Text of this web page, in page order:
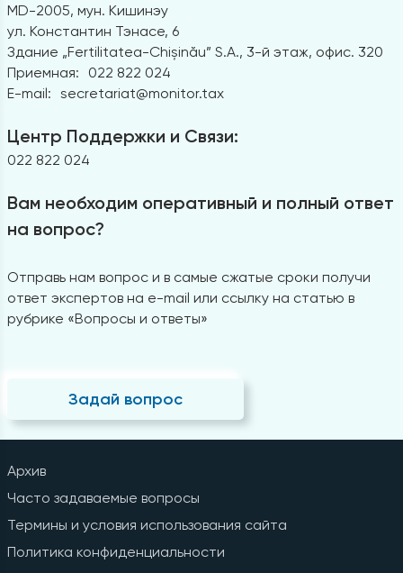
MD-2005, мун. Кишинэу
ул. Константин Тэнасе, 6
Здание „Fertilitatea-Chișinău” S.A., 3-й этаж, офис. 320
Приемная:
022 822 024
E-mail: secretariat@monitor.tax
Центр Поддержки и Связи:
022 822 024
Вам необходим оперативный и полный ответ
на вопрос?
Отправь нам вопрос и в самые сжатые сроки получи
ответ экспертов на e-mail или ссылку на статью в
рубрике «Вопросы и ответы»
Задай вопрос
Архив
Часто задаваемые вопросы
Термины и условия использования сайта
Политика конфиденциальности